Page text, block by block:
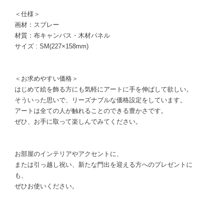
＜仕様＞
画材：スプレー
材質：布キャンバス・木材パネル
サイズ : SM(227×158mm)
＜お求めやすい価格＞
はじめて絵を飾る方にも気軽にアートに手を伸ばして欲しい。
そういった思いで、リーズナブルな価格設定をしています。
アートは全ての人が触れることのできる豊かさです。
ぜひ、お手に取って楽しんでみてください。
お部屋のインテリアやアクセントに、
または引っ越し祝い、新たな門出を迎える方へのプレゼントに
も、
ぜひお使いください。